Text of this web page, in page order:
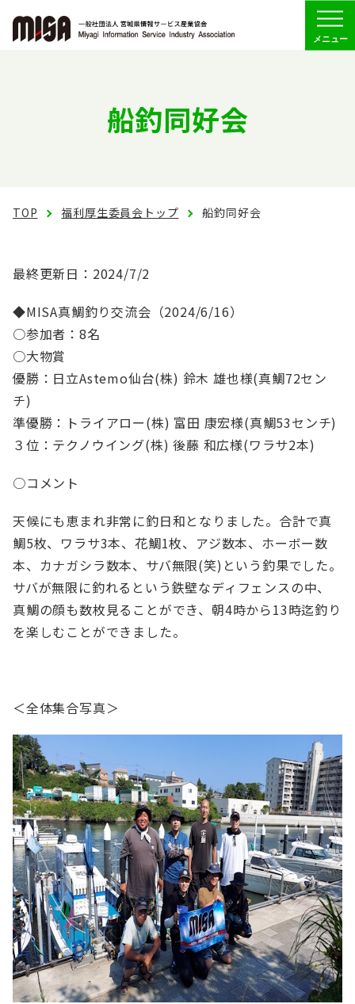
Menu
English
会員ログイン
入会案内
経営委員会
福利厚生委員会トップ
フットサル大会
船釣同好会
今後の予定
メンバー一覧
事業共創
広報
政策提言
会員専用
お問い合わせ
船釣同好会
TOP 福利厚生委員会トップ 船釣同好会
最終更新日：2024/7/2
◆MISA真鯛釣り交流会（2024/6/16）
○参加者：8名
○大物賞
優勝：日立Astemo仙台(株) 鈴木 雄也様(真鯛72セン
チ)
準優勝：トライアロー(株) 富田 康宏様(真鯛53センチ)
３位：テクノウイング(株) 後藤 和広様(ワラサ2本)
○コメント
天候にも恵まれ非常に釣日和となりました。合計で真
鯛5枚、ワラサ3本、花鯛1枚、アジ数本、ホーボー数
本、カナガシラ数本、サバ無限(笑)という釣果でした。
サバが無限に釣れるという鉄壁なディフェンスの中、
真鯛の顔も数枚見ることができ、朝4時から13時迄釣り
を楽しむことができました。
＜全体集合写真＞